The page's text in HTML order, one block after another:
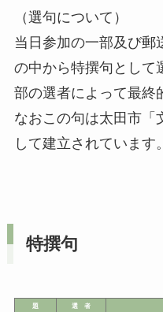
（選句について）
当日参加の一部及び郵
の中から特撰句として
部の選者によって最終
なおこの句は太田市「
して建立されています。
特撰句
題 選 者